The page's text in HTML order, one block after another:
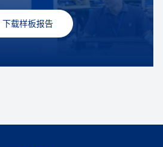
下载样板报告